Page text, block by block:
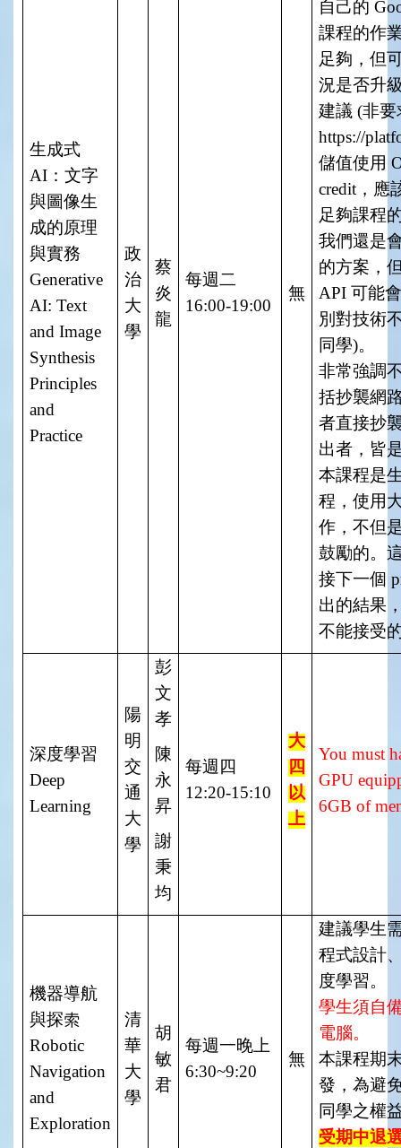
生成式
AI ：文字
與圖像生
成的原理
與實務
Generative
AI: Text
and Image
Synthesis
Principles
and
Practice
政
治
大
學
蔡
炎
龍
每週二
16:00-19:00
無
自己的
課程的作
足夠，但
況是否升
建議 (非要
https://
儲值使用
credit ，應
足夠課程
我們還是
的方案，
API 可能
別對技術
同學)。
非常強調
括抄襲網
者直接抄
出者，皆
本課程是
程，使用
作，不但
鼓勵的。
接下一個
出的結果
不能接受
深度學習
Deep
Learning
陽
明
交
通
大
學
彭
文
孝
陳
永
昇
謝
秉
均
每週四
12:20-15:10
大
四
以
上
You must
GPU
6GB of
機器導航
與探索
Robotic
Navigation
and
Exploration
清
華
大
學
胡
敏
君
每週一晚上
6:30~9:20
無
建議學生
程式設計
度學習。
學生須自
電腦。
本課程期
發，為避
同學之權
受期中退